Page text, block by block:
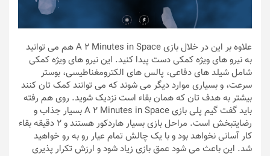
علاوه بر این در خلال بازی A 2 Minutes in Space هم می توانید
به نیرو های ویژه کمکی دست پیدا کنید. این نیرو های ویژه کمکی
شامل شیلد های دفاعی، پالس های الکترومغناطیسی، بوستر
سرعت،‌ و بسیاری موارد دیگر می شوند که می توانند کمک تان کنند
بیشتر به هدف تان که همان بقاء است نزدیک شوید. روی هم رفته
باید گفت گیم پلی بازی A 2 Minutes in Space بسیار جذاب و
رضایتبخش است. مراحل بازی بسیار هاردکور هستند و ۲ دقیقه بقاء
کار آسانی نخواهد بود و با یک چالش تمام عیار رو به رو خواهید
شد. این باعث می شود عمق بازی زیاد شود و ارزش تکرار پذیری